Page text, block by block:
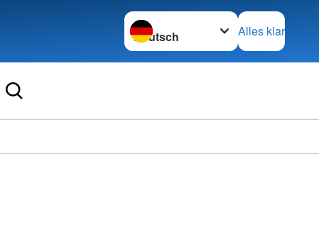
Sprache wechseln zu
Alles klar